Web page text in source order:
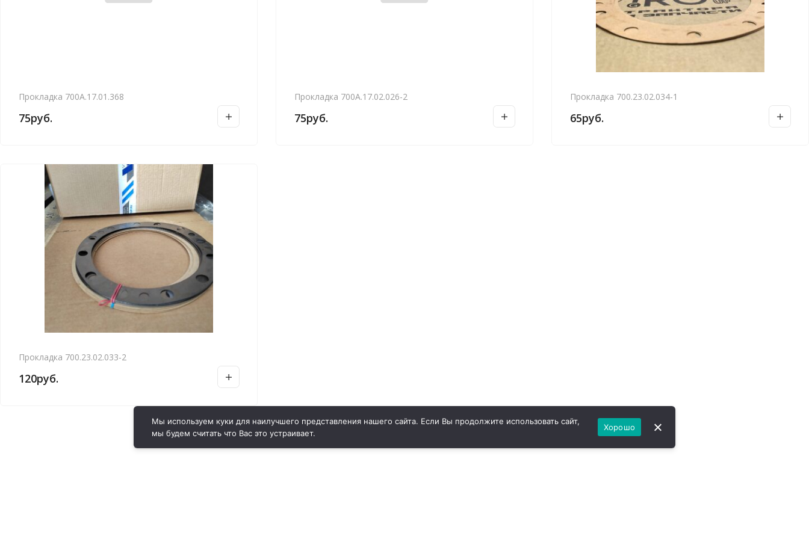
Прокладка 700А.17.01.368
75руб.
Прокладка 700А.17.02.026-2
75руб.
Прокладка 700.23.02.034-1
65руб.
Прокладка 700.23.02.033-2
120руб.
Мы используем куки для наилучшего представления нашего сайта. Если Вы продолжите использовать сайт,
мы будем считать что Вас это устраивает.
Хорошо